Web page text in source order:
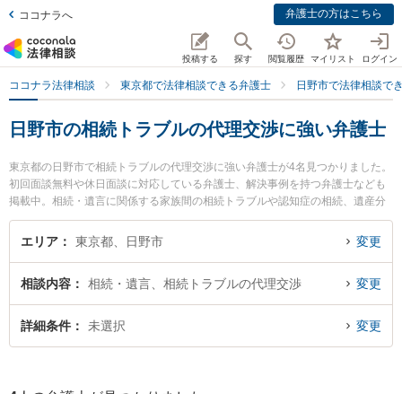
ココナラへ 弁護士の方はこちら
投稿する 探す 閲覧履歴 マイリスト ログイン
ココナラ法律相談 東京都で法律相談できる弁護士 日野市で法律相談で
日野市の相続トラブルの代理交渉に強い弁護士
東京都の日野市で相続トラブルの代理交渉に強い弁護士が4名見つかりました。
初回面談無料や休日面談に対応している弁護士、解決事例を持つ弁護士なども
掲載中。相続・遺言に関係する家族間の相続トラブルや認知症の相続、遺産分
割等の細かな分野での絞り込み検索もでき便利です。特に日野アビリティ法律
事務所の伊藤 克之弁護士や日野市民法律事務所の梶原 諒平弁護士、日野市民法
ブルを今すぐに弁護士に相談したい』『相続トラブルの代理交渉のトラブル解
決の実績豊富な近くの弁護士を検索したい』『初回相談無料で相続トラブルの
代理交渉を法律相談できる日野市内の弁護士に相談予約したい』などでお困り
エリア 東京都、日野市 変更
相談内容 相続・遺言、相続トラブルの代理交渉 変更
詳細条件 未選択 変更